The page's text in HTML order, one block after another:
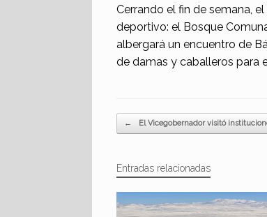
Cerrando el fin de semana,
deportivo: el Bosque
albergará un encuentro de
de damas y caballeros para
Navegador de artículos
← El Vicegobernador visitó
Entradas relacionadas